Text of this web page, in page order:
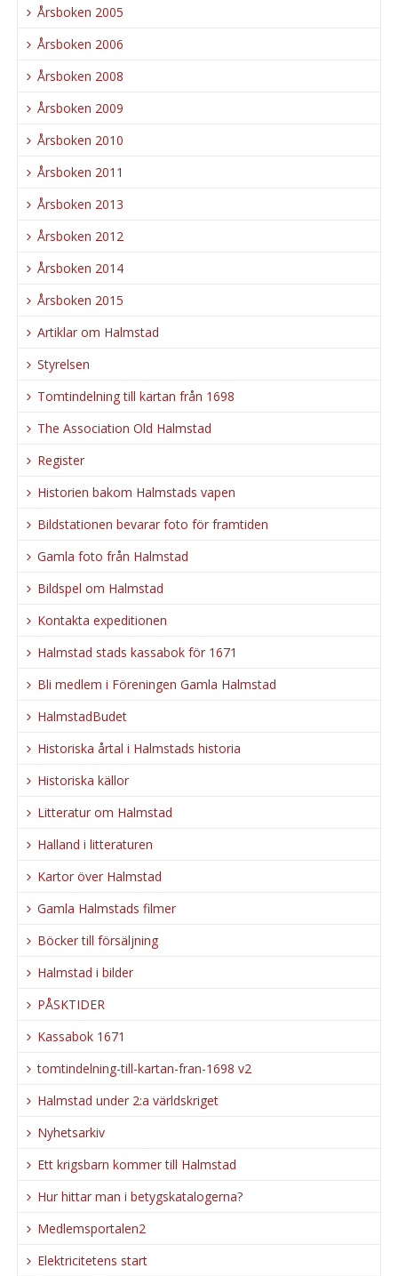
Årsboken 2005
Årsboken 2006
Årsboken 2008
Årsboken 2009
Årsboken 2010
Årsboken 2011
Årsboken 2013
Årsboken 2012
Årsboken 2014
Årsboken 2015
Artiklar om Halmstad
Styrelsen
Tomtindelning till kartan från 1698
The Association Old Halmstad
Register
Historien bakom Halmstads vapen
Bildstationen bevarar foto för framtiden
Gamla foto från Halmstad
Bildspel om Halmstad
Kontakta expeditionen
Halmstad stads kassabok för 1671
Bli medlem i Föreningen Gamla Halmstad
HalmstadBudet
Historiska årtal i Halmstads historia
Historiska källor
Litteratur om Halmstad
Halland i litteraturen
Kartor över Halmstad
Gamla Halmstads filmer
Böcker till försäljning
Halmstad i bilder
PÅSKTIDER
Kassabok 1671
tomtindelning-till-kartan-fran-1698 v2
Halmstad under 2:a världskriget
Nyhetsarkiv
Ett krigsbarn kommer till Halmstad
Hur hittar man i betygskatalogerna?
Medlemsportalen2
Elektricitetens start